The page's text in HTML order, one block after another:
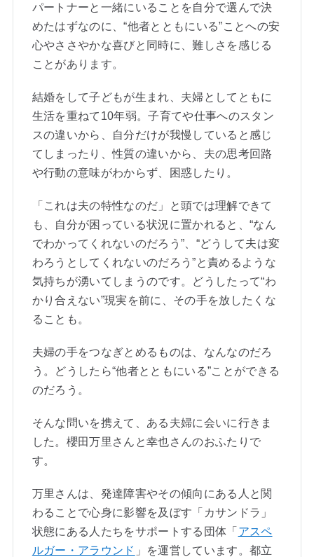
パートナーと一緒にいることを自分で選んで決
めたはずなのに、“他者とともにいる”ことへの安
心やささやかな喜びと同時に、難しさを感じる
ことがあります。
結婚をして子どもが生まれ、夫婦としてともに
生活を重ねて10年弱。子育てや仕事へのスタン
スの違いから、自分だけが我慢していると感じ
てしまったり、性質の違いから、夫の思考回路
や行動の意味がわからず、困惑したり。
「これは夫の特性なのだ」と頭では理解できて
も、自分が困っている状況に置かれると、“なん
でわかってくれないのだろう”、“どうして夫は変
わろうとしてくれないのだろう”と責めるような
気持ちが湧いてしまうのです。どうしたって“わ
かり合えない”現実を前に、その手を放したくな
ることも。
夫婦の手をつなぎとめるものは、なんなのだろ
う。どうしたら“他者とともにいる”ことができる
のだろう。
そんな問いを携えて、ある夫婦に会いに行きま
した。櫻田万里さんと幸也さんのおふたりで
す。
万里さんは、発達障害やその傾向にある人と関
わることで心身に影響を及ぼす「カサンドラ」
状態にある人たちをサポートする団体「 アスペ
ルガー・アラウンド 」を運営しています。都立